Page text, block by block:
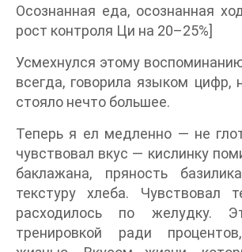
Осознанная еда, осознанная
рост контроля Ци на 20–25%]
Усмехнулся этому
всегда, говорила языком цифр,
стояло нечто большее.
Теперь я ел медленно — не
чувствовал вкус — кислинку
баклажана, пряность
текстуру хлеба. Чувствовал
расходилось по желудку.
тренировкой ради